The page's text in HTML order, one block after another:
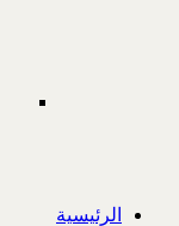
الرئيسية